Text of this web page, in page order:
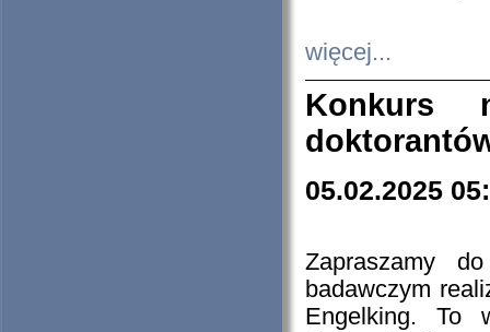
więcej...
Konkurs
05.02.2025
Zapraszamy
badawczym
Engelking. To